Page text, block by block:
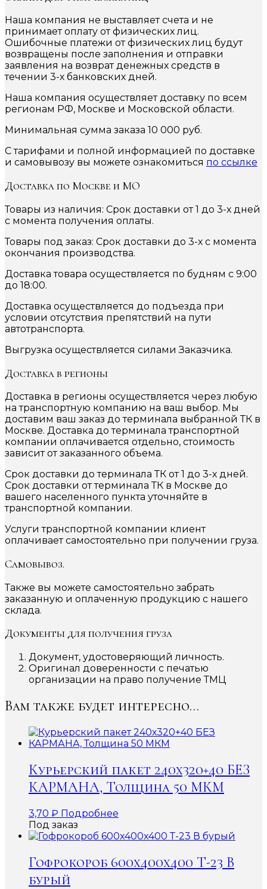
Наша компания не выставляет счета и не
принимает оплату от физических лиц.
Ошибочные платежи от физических лиц будут
возвращены после заполнения и отправки
заявления на возврат денежных средств в
течении 3-х банковских дней.
Наша компания осуществляет доставку по всем
регионам РФ, Москве и Московской области.
Минимальная сумма заказа 10 000 руб.
С тарифами и полной информацией по доставке
и самовывозу вы можете ознакомиться по ссылке
Доставка по Москве и МО
Товары из наличия: Срок доставки от 1 до 3-х дней
с момента получения оплаты.
Товары под заказ: Срок доставки до 3-х с момента
окончания производства.
Доставка товара осуществляется по будням с 9:00
до 18:00.
Доставка осуществляется до подъезда при
условии отсутствия препятствий на пути
автотранспорта.
Выгрузка осуществляется силами Заказчика.
Доставка в регионы
Доставка в регионы осуществляется через любую
на транспортную компанию на ваш выбор. Мы
доставим ваш заказ до терминала выбранной ТК в
Москве. Доставка до терминала транспортной
компании оплачивается отдельно, стоимость
зависит от заказанного объема.
Срок доставки до терминала ТК от 1 до 3-х дней.
Срок доставки от терминала ТК в Москве до
вашего населенного пункта уточняйте в
транспортной компании.
Услуги транспортной компании клиент
оплачивает самостоятельно при получении груза.
Самовывоз.
Также вы можете самостоятельно забрать
заказанную и оплаченную продукцию с нашего
склада.
Документы для получения груза
Документ, удостоверяющий личность.
Оригинал доверенности с печатью
организации на право получение ТМЦ
Вам также будет интересно…
Курьерский пакет 240х320+40 БЕЗ
КАРМАНА, Толщина 50 МКМ
3,70 ₽ Подробнее
Под заказ
Гофрокороб 600x400x400 Т-23 В
бурый